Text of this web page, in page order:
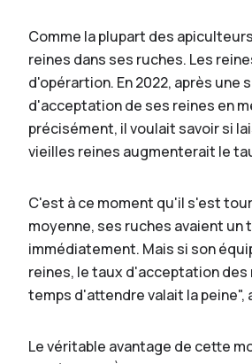
Comme la plupart des
reines dans ses ruches. Les
d'opérartion. En 2022, après
d'acceptation de ses reines en
précisément, il voulait savoir si
vieilles reines augmenterait le
C'est à ce moment qu'il s'est
moyenne, ses ruches avaient
immédiatement. Mais si son
reines, le taux d'acceptation
temps d'attendre valait la peine",
Le véritable avantage de cette